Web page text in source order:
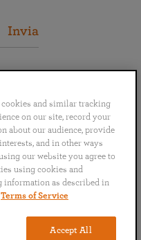
Invia
Italiano
and similar tracking
on our site, record your
about our audience, provide
and in other ways
our website you agree to
using cookies and
information as described in
Terms of Service
Accept All